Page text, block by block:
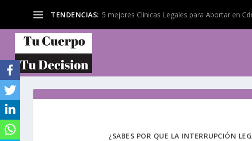
TENDENCIAS: 5 mejores Clinicas Legales para Abortar en
¿SABES POR QUE LA INTERRUPCIÓN